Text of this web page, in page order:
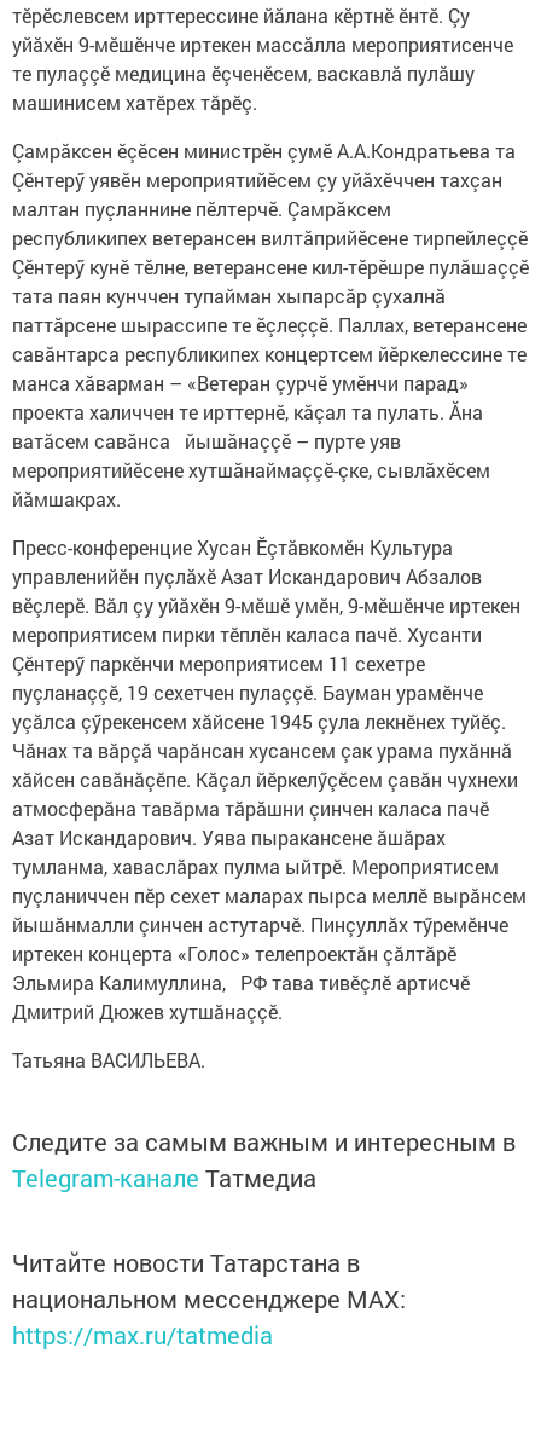
тӗрӗслевсем ирттерессине йăлана кӗртнӗ ӗнтӗ. Çу
уйăхӗн 9-мӗшӗнче иртекен массăлла мероприятисенче
те пулаççӗ медицина ӗçченӗсем, васкавлă пулăшу
машинисем хатӗрех тăрӗç.
Çамрăксен ӗçӗсен министрӗн çумӗ А.А.Кондратьева та
Çӗнтерӳ уявӗн мероприятийӗсем çу уйăхӗччен тахçан
малтан пуçланнине пӗлтерчӗ. Çамрăксем
республикипех ветерансен вилтăприйӗсене тирпейлеççӗ
Çӗнтерӳ кунӗ тӗлне, ветерансене кил-тӗрӗшре пулăшаççӗ
тата паян кунччен тупайман хыпарсăр çухалнă
паттăрсене шырассипе те ӗçлеççӗ. Паллах, ветерансене
савăнтарса республикипех концертсем йӗркелессине те
манса хăварман – «Ветеран çурчӗ умӗнчи парад»
проекта халиччен те ирттернӗ, кăçал та пулать. Ăна
ватăсем савăнса йышăнаççӗ – пурте уяв
мероприятийӗсене хутшăнаймаççӗ-çке, сывлăхӗсем
йăмшакрах.
Пресс-конференцие Хусан Ӗçтăвкомӗн Культура
управленийӗн пуçлăхӗ Азат Искандарович Абзалов
вӗçлерӗ. Вăл çу уйăхӗн 9-мӗшӗ умӗн, 9-мӗшӗнче иртекен
мероприятисем пирки тӗплӗн каласа пачӗ. Хусанти
Çӗнтерӳ паркӗнчи мероприятисем 11 сехетре
пуçланаççӗ, 19 сехетчен пулаççӗ. Бауман урамӗнче
уçăлса çӳрекенсем хăйсене 1945 çула лекнӗнех туйӗç.
Чăнах та вăрçă чарăнсан хусансем çак урама пухăннă
хăйсен савăнăçӗпе. Кăçал йӗркелӳçӗсем çавăн чухнехи
атмосферăна тавăрма тăрăшни çинчен каласа пачӗ
Азат Искандарович. Уява пыракансене ăшăрах
тумланма, хаваслăрах пулма ыйтрӗ. Мероприятисем
пуçланиччен пӗр сехет маларах пырса меллӗ вырăнсем
йышăнмалли çинчен астутарчӗ. Пинçуллăх тӳремӗнче
иртекен концерта «Голос» телепроектăн çăлтăрӗ
Эльмира Калимуллина, РФ тава тивӗçлӗ артисчӗ
Дмитрий Дюжев хутшăнаççӗ.
Татьяна ВАСИЛЬЕВА.
Следите за самым важным и интересным в
Telegram-канале Татмедиа
Читайте новости Татарстана в
национальном мессенджере MАХ:
https://max.ru/tatmedia